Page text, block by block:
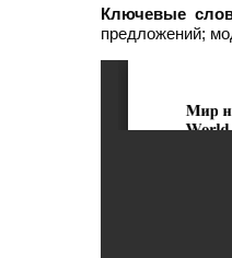
Ключевые
предложений;